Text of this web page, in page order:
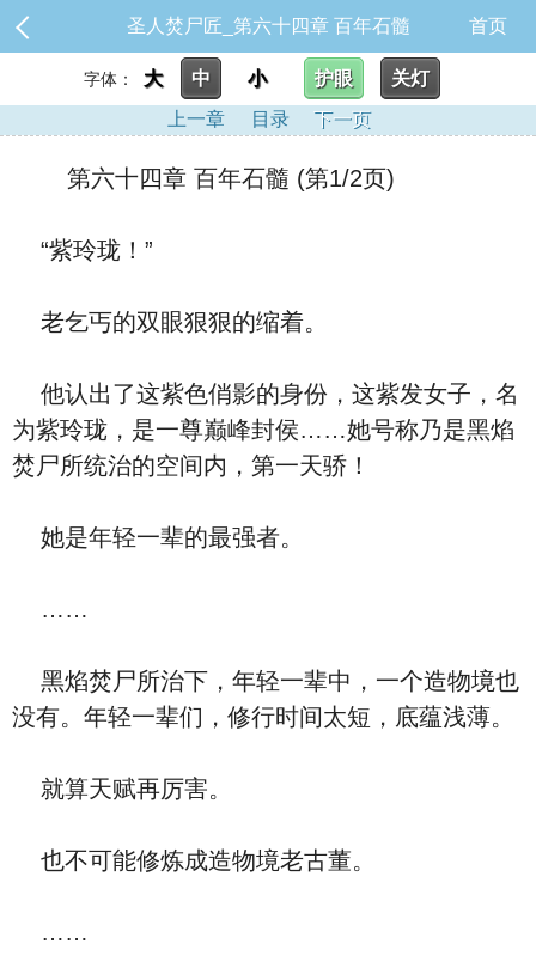
圣人焚尸匠_第六十四章 百年石髓 首页
字体： 大 中 小 护眼
关灯
上一章
目录 下一页
第六十四章 百年石髓 (第1/2页)
“紫玲珑！”
老乞丐的双眼狠狠的缩着。
他认出了这紫色俏影的身份，这紫发女子，名
为紫玲珑，是一尊巅峰封侯……她号称乃是黑焰
焚尸所统治的空间内，第一天骄！
她是年轻一辈的最强者。
……
黑焰焚尸所治下，年轻一辈中，一个造物境也
没有。年轻一辈们，修行时间太短，底蕴浅薄。
就算天赋再厉害。
也不可能修炼成造物境老古董。
……